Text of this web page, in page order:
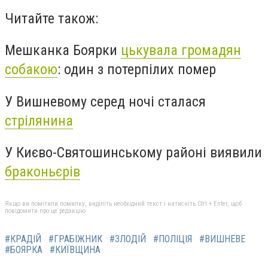
Читайте також:
Мешканка Боярки цькувала громадян
собакою: один з потерпілих помер
У Вишневому серед ночі сталася
стрілянина
У Києво-Святошинському районі виявили
браконьєрів
Якщо ви помітили помилку, виділіть необхідний текст і натисніть Ctrl + Enter, щоб
повідомити про це редакцію
#КРАДІЙ #ГРАБІЖНИК #ЗЛОДІЙ #ПОЛІЦІЯ
#ВИШНЕВЕ
#БОЯРКА
#КИЇВЩИНА